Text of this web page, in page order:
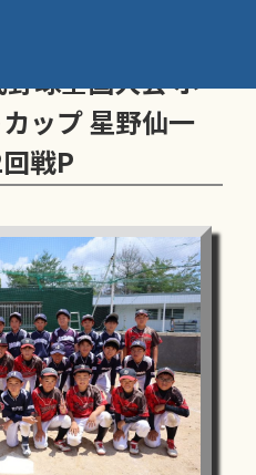
トーナメント
球全国大会 ポ
ップ 星野仙一
戦P